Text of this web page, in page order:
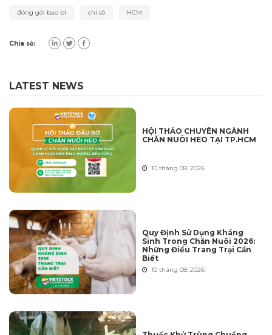
đóng gói bao bì chỉ số HCM
Chia sẻ:
LATEST NEWS
HỘI THẢO CHUYÊN NGÀNH
CHĂN NUÔI HEO TẠI TP.HCM
10 tháng 08. 2026
Quy Định Sử Dụng Kháng
Sinh Trong Chăn Nuôi 2026:
Những Điều Trang Trại Cần
Biết
10 tháng 08. 2026